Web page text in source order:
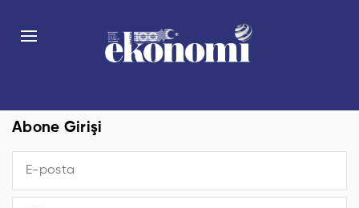
Abone Girişi